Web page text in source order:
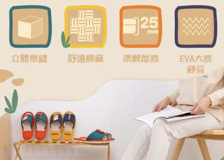
３．未成年的使用者請事先徵得法定代理人或監護人之同意方可使用
「AFTEE先享後付」，若未經同意申辦者引起之損失，本公司不負相關責
任。
４．使用「AFTEE先享後付」時，將依據個別帳號之用戶狀況，依本公司即
時審查核予不同之上限額度；若仍有額度不足之情形，本公司將視審查結果
請求用戶進行身份認證。
５．嚴禁一人註冊多個帳號或使用他人資訊註冊。若發現惡意使用之情形，
恩沛科技股份有限公司將有權停止該用戶之使用額度並採取法律行動。
港澳地區 查看運費